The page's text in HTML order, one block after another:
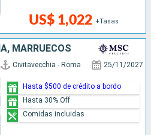
US$ 1,022 +Tasas
MARRUECOS
Civitavecchia - Roma 25/11/2027
Hasta $500 de crédito a bordo
Hasta 30% Off
Comidas incluidas